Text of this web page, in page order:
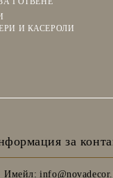
И КАСЕРОЛИ
за
Имейл: